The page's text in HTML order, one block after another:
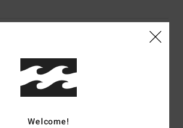
los clientes
Welcome!